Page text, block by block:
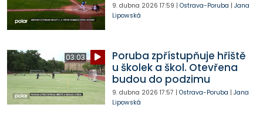
9. dubna 2026 17:59 | Ostrava-Poruba | Jana
Lipowská
03:03
Poruba zpřístupňuje hřiště
u školek a škol. Otevřena
budou do podzimu
9. dubna 2026 17:57 | Ostrava-Poruba | Jana
Lipowská